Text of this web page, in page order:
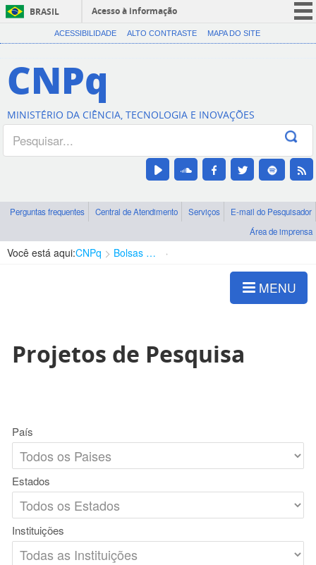
BRASIL
Acesso à informação
CORONAVÍRUS (COVID-19)
Canais
ACESSIBILIDADE ALTO CONTRASTE MAPA DO SITE
CNPq
MINISTÉRIO DA CIÊNCIA, TECNOLOGIA E INOVAÇÕES
Perguntas frequentes Central de Atendimento Serviços
E-mail do Pesquisador
Área de imprensa
Você está aqui:CNPq Bolsas e Auxílios Vigentes
MENU
Projetos de Pesquisa
País
Estados
Instituições